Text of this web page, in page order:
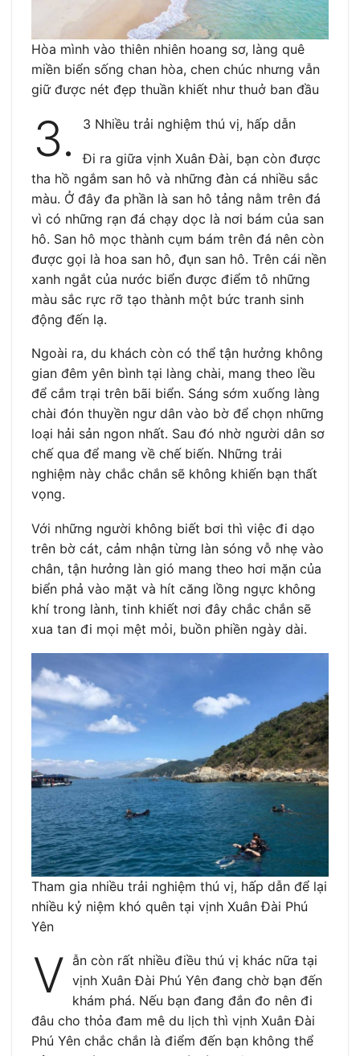
Hòa mình vào thiên nhiên hoang sơ, làng quê
miền biển sống chan hòa, chen chúc nhưng vẫn
giữ được nét đẹp thuần khiết như thuở ban đầu
3. 3 Nhiều trải nghiệm thú vị, hấp dẫn
Đi ra giữa vịnh Xuân Đài, bạn còn được
tha hồ ngắm san hô và những đàn cá nhiều sắc
màu. Ở đây đa phần là san hô tảng nằm trên đá
vì có những rạn đá chạy dọc là nơi bám của san
hô. San hô mọc thành cụm bám trên đá nên còn
được gọi là hoa san hô, đụn san hô. Trên cái nền
xanh ngắt của nước biển được điểm tô những
màu sắc rực rỡ tạo thành một bức tranh sinh
động đến lạ.
Ngoài ra, du khách còn có thể tận hưởng không
gian đêm yên bình tại làng chài, mang theo lều
để cắm trại trên bãi biển. Sáng sớm xuống làng
chài đón thuyền ngư dân vào bờ để chọn những
loại hải sản ngon nhất. Sau đó nhờ người dân sơ
chế qua để mang về chế biến. Những trải
nghiệm này chắc chắn sẽ không khiến bạn thất
vọng.
Với những người không biết bơi thì việc đi dạo
trên bờ cát, cảm nhận từng làn sóng vỗ nhẹ vào
chân, tận hưởng làn gió mang theo hơi mặn của
biển phả vào mặt và hít căng lồng ngực không
khí trong lành, tinh khiết nơi đây chắc chắn sẽ
xua tan đi mọi mệt mỏi, buồn phiền ngày dài.
Tham gia nhiều trải nghiệm thú vị, hấp dẫn để lại
nhiều kỷ niệm khó quên tại vịnh Xuân Đài Phú
Yên
V ẫn còn rất nhiều điều thú vị khác nữa tại
vịnh Xuân Đài Phú Yên đang chờ bạn đến
khám phá. Nếu bạn đang đắn đo nên đi
đâu cho thỏa đam mê du lịch thì vịnh Xuân Đài
Phú Yên chắc chắn là điểm đến bạn không thể